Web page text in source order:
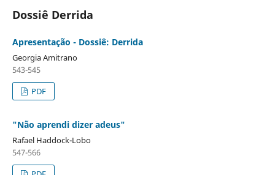
Dossiê Derrida
Apresentação - Dossiê: Derrida
Georgia Amitrano
543-545
PDF
"Não aprendi dizer adeus"
Rafael Haddock-Lobo
547-566